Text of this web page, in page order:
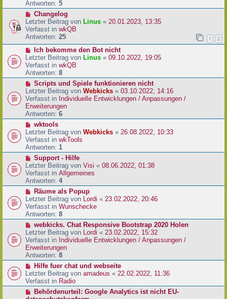
r
a
g
e
r
B
e
i
t
a
g
Antworten: 5
N
e
u
e
r
B
e
i
t
a
g
Changelog
Letzter Beitrag von Linus « 20.01.2023, 13:35
Verfasst in wkQB
Antworten: 25 1 2
N
e
u
e
r
B
e
i
t
r
a
g
Ich bekomme den Bot nicht
Letzter Beitrag von Linus « 09.10.2022, 19:05
Verfasst in wkQB
Antworten: 8
N
e
u
e
r
B
e
i
t
r
a
g
Scripts und Spiele funktionieren nicht
Letzter Beitrag von Webkicks « 03.10.2022, 14:16
Verfasst in Individuelle Entwicklungen / Anpassungen /
Erweiterungen
Antworten: 6
N
e
u
e
r
B
e
i
t
a
g
wktools
Letzter Beitrag von Webkicks « 26.08.2022, 10:33
Verfasst in wkTools
Antworten: 1
N
e
u
e
r
B
e
i
t
a
g
Support - Hilfe
Letzter Beitrag von Visi « 08.06.2022, 01:38
Verfasst in Allgemeines
Antworten: 4
N
e
u
e
r
B
e
i
t
r
a
g
Räume als Popup
Letzter Beitrag von Lordi « 23.02.2022, 20:46
Verfasst in Wunschecke
Antworten: 8
N
e
u
e
r
B
e
i
t
webkicks. Chat Responsive Bootstrap 2020 Holen
Letzter Beitrag von Lordi « 23.02.2022, 15:32
Verfasst in Individuelle Entwicklungen / Anpassungen /
Erweiterungen
Antworten: 8
N
e
u
e
Hilfe fuer chat und webseite
Letzter Beitrag von amadeus « 22.02.2022, 11:36
Verfasst in Radio
NBehördenurteil: Google Analytics ist nicht EU-